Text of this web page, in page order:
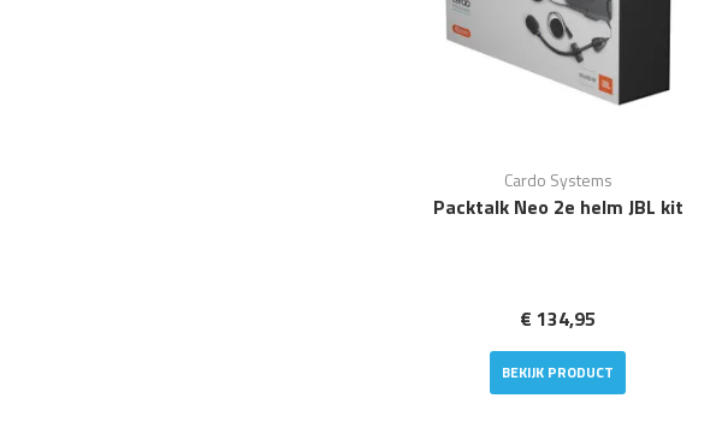
Cardo Systems
Packtalk Neo 2e helm JBL kit
€ 134,95
BEKIJK PRODUCT